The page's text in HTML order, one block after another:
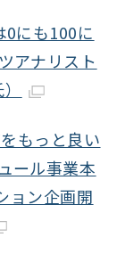
0にも100に
アナリスト
もっと良い
ール事業本
ョン企画開